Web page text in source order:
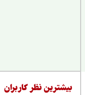
نظر کاربران